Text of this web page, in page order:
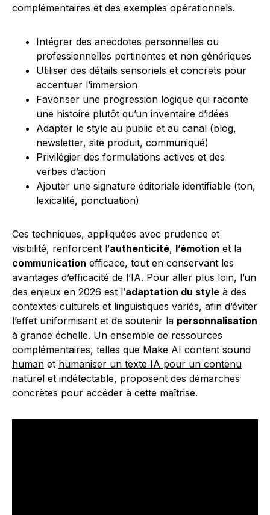
complémentaires et des exemples opérationnels.
Intégrer des anecdotes personnelles ou
professionnelles pertinentes et non génériques
Utiliser des détails sensoriels et concrets pour
accentuer l’immersion
Favoriser une progression logique qui raconte
une histoire plutôt qu’un inventaire d’idées
Adapter le style au public et au canal (blog,
newsletter, site produit, communiqué)
Privilégier des formulations actives et des
verbes d’action
Ajouter une signature éditoriale identifiable (ton,
lexicalité, ponctuation)
Ces techniques, appliquées avec prudence et
visibilité, renforcent l’authenticité, l’émotion et la
communication efficace, tout en conservant les
avantages d’efficacité de l’IA. Pour aller plus loin, l’un
des enjeux en 2026 est l’adaptation du style à des
contextes culturels et linguistiques variés, afin d’éviter
l’effet uniformisant et de soutenir la personnalisation
à grande échelle. Un ensemble de ressources
complémentaires, telles que Make AI content sound
human et humaniser un texte IA pour un contenu
naturel et indétectable, proposent des démarches
concrètes pour accéder à cette maîtrise.